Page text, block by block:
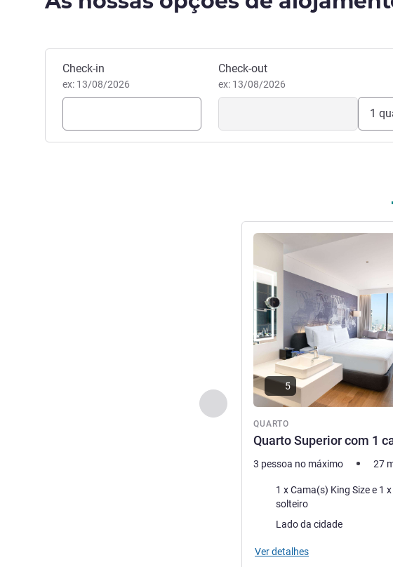
disposição com a calorosa de hospitalidade
Reservar este hotel
Check-in
ex: 13/08/2026
Check-out
ex: 13/08/2026
1
Anterior - Quarto
QUARTO
Quarto Superior com 1
Ver detalhes
5
3 pessoa no máximo 27
Cama1 x Cama(s) King Size e 1 x Sofá(s)-cama de
solteiro
Vistas:Lado da cidade
Ver detalhes